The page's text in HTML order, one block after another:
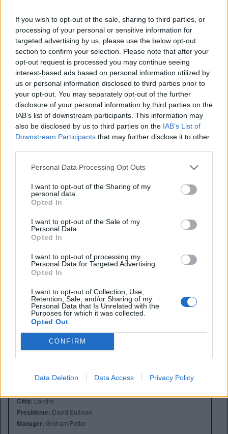
If you wish to opt-out of the sale, sharing to third parties, or
processing of your personal or sensitive information for
targeted advertising by us, please use the below opt-out
section to confirm your selection. Please note that after your
opt-out request is processed you may continue seeing
interest-based ads based on personal information utilized by
us or personal information disclosed to third parties prior to
your opt-out. You may separately opt-out of the further
disclosure of your personal information by third parties on the
IAB’s list of downstream participants. This information may
also be disclosed by us to third parties on the IAB’s List of
Downstream Participants that may further disclose it to other
Personal Data Processing Opt Outs
I want to opt-out of the Sharing of my
personal data.
Opted In
I want to opt-out of the Sale of my
Personal Data.
Opted In
I want to opt-out of processing my
Personal Data for Targeted Advertising.
Opted In
I want to opt-out of Collection, Use,
Retention, Sale, and/or Sharing of my
Personal Data that Is Unrelated with the
Purposes for which it was collected.
Opted Out
CONFIRM
Data Deletion Data Access Privacy Policy
titolo definitivo. Adama al Fulham in questa stagione ha
collezionato 15 presenze, chiuso da Wilson sulla destra. Il
West Ham è molto attivo sul mercato, dato che ha chiuso
anche per la cessione in prestito diJames Ward-Prowse
Il centrocampista si trasferirà al Burnley di Scott Parker.
Anno di Fondazione:1895 come Thames Ironworks
Città:Londra
Presidente: David Sullivan
Manager: Graham Potter